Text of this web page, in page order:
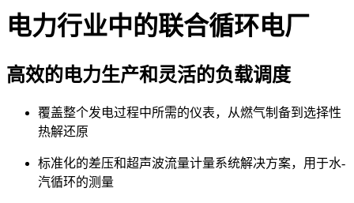
电力行业中的联合循环电厂
高效的电力生产和灵活的负载调度
覆盖整个发电过程中所需的仪表，从燃气制备到选择性
热解还原
标准化的差压和超声波流量计量系统解决方案，用于水-
汽循环的测量